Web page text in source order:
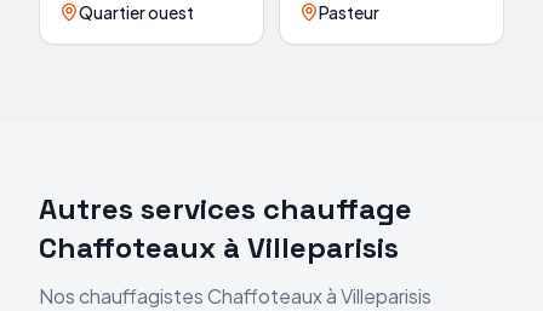
Quartier ouest Pasteur
Autres services chauffage
Chaffoteaux à Villeparisis
Nos chauffagistesChaffoteauxàVilleparisis